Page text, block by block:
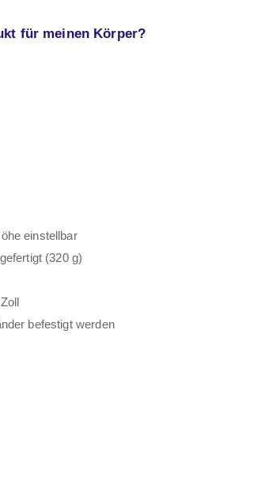
für meinen Körper?
einstellbar
(320 g)
befestigt werden